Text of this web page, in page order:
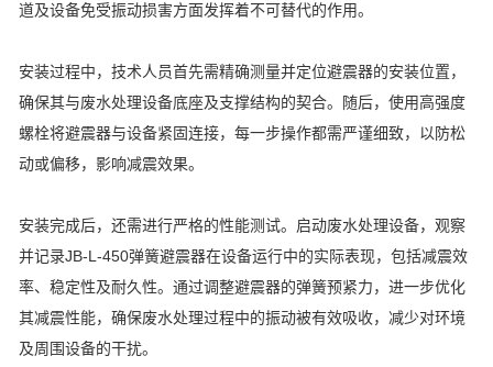
道及设备免受振动损害方面发挥着不可替代的作用。
安装过程中，技术人员首先需精确测量并定位避震器的安装位置，
确保其与废水处理设备底座及支撑结构的契合。随后，使用高强度
螺栓将避震器与设备紧固连接，每一步操作都需严谨细致，以防松
动或偏移，影响减震效果。
安装完成后，还需进行严格的性能测试。启动废水处理设备，观察
并记录JB-L-450弹簧避震器在设备运行中的实际表现，包括减震效
率、稳定性及耐久性。通过调整避震器的弹簧预紧力，进一步优化
其减震性能，确保废水处理过程中的振动被有效吸收，减少对环境
及周围设备的干扰。